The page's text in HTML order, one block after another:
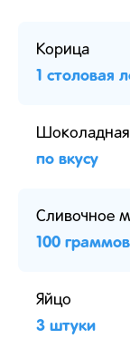
Корица
1 столовая
Шоколадная
по вкусу
Сливочное
100 граммов
Яйцо
3 штуки